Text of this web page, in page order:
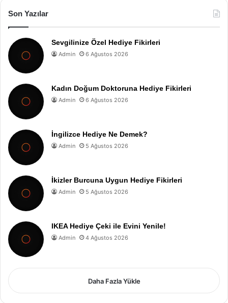
Son Yazılar
Sevgilinize Özel Hediye Fikirleri
Admin 6 Ağustos 2026
Kadın Doğum Doktoruna Hediye Fikirleri
Admin 6 Ağustos 2026
İngilizce Hediye Ne Demek?
Admin 5 Ağustos 2026
İkizler Burcuna Uygun Hediye Fikirleri
Admin 5 Ağustos 2026
IKEA Hediye Çeki ile Evini Yenile!
Admin 4 Ağustos 2026
Daha Fazla Yükle